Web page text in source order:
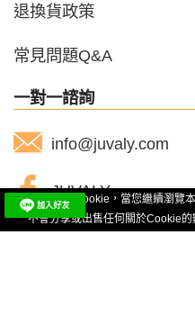
退換貨政策
常見問題Q&A
一對一諮詢
info@juvaly.com
JUVALY
@juvaly
本網站使用Cookie，當您繼續瀏覽
不會分享或出售任何關於Cookie